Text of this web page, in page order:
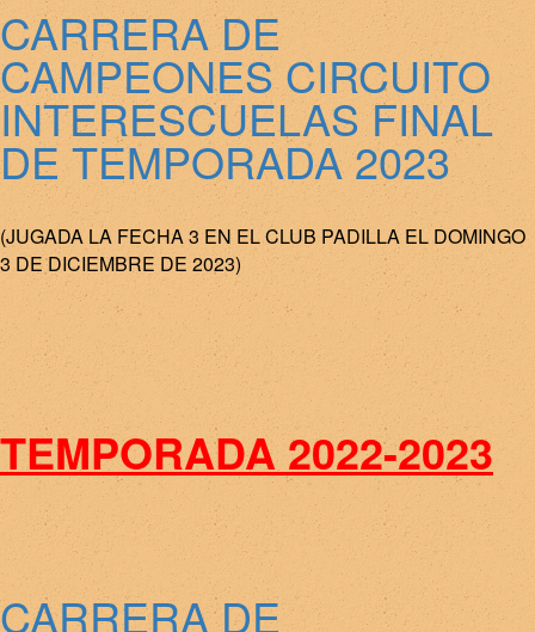
CARRERA DE
CAMPEONES CIRCUITO
INTERESCUELAS FINAL
DE TEMPORADA 2023
(JUGADA LA FECHA 3 EN EL CLUB PADILLA EL DOMINGO
3 DE DICIEMBRE DE 2023)
TEMPORADA 2022-2023
CARRERA DE